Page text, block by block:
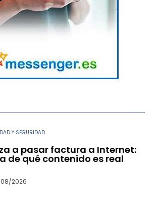
Y SEGURIDAD
a pasar factura a Internet:
de qué contenido es real
2026